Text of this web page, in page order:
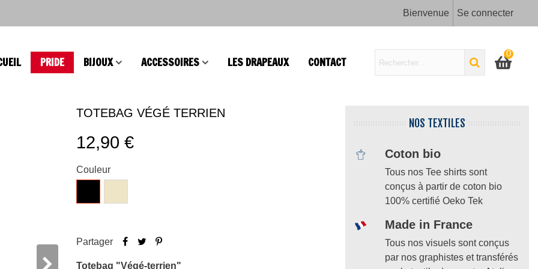
Bienvenue Se connecter
PRIDE BIJOUX ACCESSOIRES LES DRAPEAUX CONTACT
0
TOTEBAG VÉGÉ TERRIEN
12,90 €
Couleur
Partager
Totebag "Végé-terrien"
NOS TEXTILES
Coton bio
Tous nos Tee shirts sont
conçus à partir de coton bio
100% certifié Oeko Tek
Made in France
Tous nos visuels sont conçus
par nos graphistes et transférés